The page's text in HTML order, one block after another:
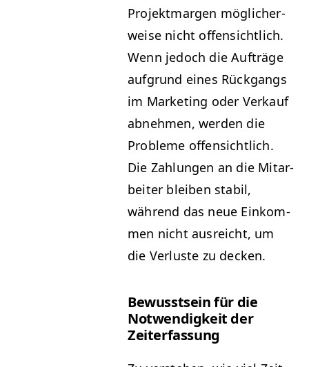
Pro­jek­t­mar­gen möglicher­
weise nicht offen­sichtlich.
Wenn jedoch die Aufträge
auf­grund eines Rück­gangs
im Mar­ket­ing oder Verkauf
abnehmen, wer­den die
Prob­leme offen­sichtlich.
Die Zahlun­gen an die Mitar­
beit­er bleiben sta­bil,
während das neue Einkom­
men nicht aus­re­icht, um
die Ver­luste zu decken.
Bewusst­sein für die
Notwendigkeit der
Zeiterfassung